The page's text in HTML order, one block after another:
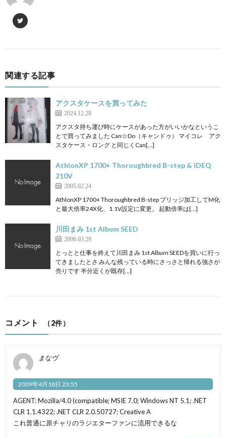
関連する記事
アクスタケースを買ってみた
2024.12.28
アクスタ持ち運び時にケースがあった方がいいかなというこ
とで買ってみました Can☆Do（キャンドゥ） マイコレ アク
スタケース・ロング と同じくCan[…]
AthlonXP 1700+ Thoroughbred B-step & iDEQ
210V
2005.02.24
AthlonXP 1700+ Thoroughbred B-step ブリッジ加工してM化
と最大倍率24X化、1.1V設定に変更。 起動倍率は[…]
川田まみ 1st Album SEED
2006.03.29
とっとと仕事を終えて川田まみ 1st Album SEEDを買いに行っ
てきましたとさ みんな残っている時にさっさと帰れる強さが
売りです 半分近くが既存[…]
コメント （2件）
まなヴ
2009年4月18日 23:55
AGENT: Mozilla/4.0 (compatible; MSIE 7.0; Windows NT 5.1; .NET
CLR 1.1.4322; .NET CLR 2.0.50727; Creative A
これ普通に原チャリのラジエターファンに流用できるな